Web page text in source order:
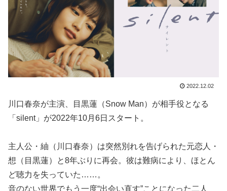
2022.12.02
川口春奈が主演、目黒蓮（Snow Man）が相手役となる
「silent」が2022年10月6日スタート。
主人公・紬（川口春奈）は突然別れを告げられた元恋人・
想（目黒蓮）と8年ぶりに再会。彼は難病により、ほとん
ど聴力を失っていた……。
音のない世界でもう一度“出会い直す”ことになった二人